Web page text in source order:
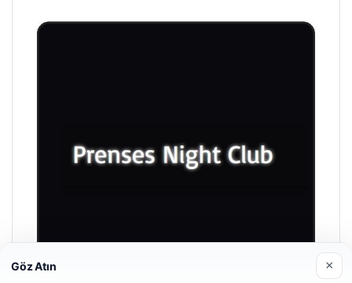
Göz Atın ×